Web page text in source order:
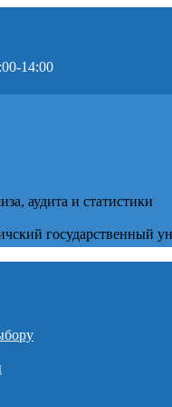
14:00
аудита и статистики
государственный